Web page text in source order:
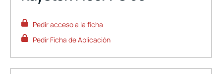
Pedir acceso a la ficha
Pedir Ficha de Aplicación